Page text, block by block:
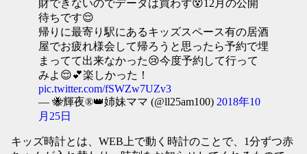
財できないのでデータは買わず😵12月の公開
待ちです😌
帰りに最寄り駅にあるキッズスペース有の居酒
屋でお疲れ様会して帰ろうと思ったら予約で埋
まってて出来なかった😢今度予約して行って
みよ😌💕楽しかった！
pic.twitter.com/fSWZw7UZv3
— 🐝輝夜®👑姉妹ママ (@ll25am100) 2018年10
月25日
キッズ時計とは、WEB上で動く時計のことで、1分ずつ赤